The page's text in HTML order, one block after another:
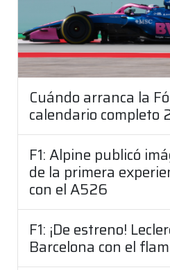
Cuándo arranca la
calendario completo
F1: Alpine publicó
de la primera
con el A526
F1: ¡De estreno!
Barcelona con el